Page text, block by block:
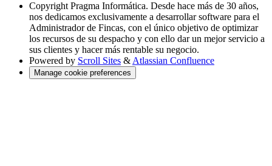
Copyright Pragma Informática. Desde hace más de 30 años,
nos dedicamos exclusivamente a desarrollar software para el
Administrador de Fincas, con el único objetivo de optimizar
los recursos de su despacho y con ello dar un mejor servicio a
sus clientes y hacer más rentable su negocio.
Powered by Scroll Sites &Atlassian Confluence
Manage cookie preferences